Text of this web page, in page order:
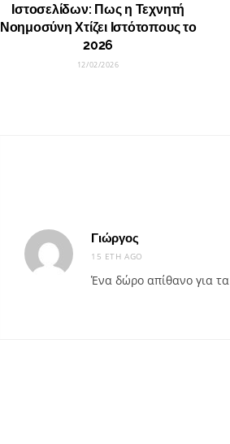
Ιστοσελίδων: Πως η Τεχνητή
Νοημοσύνη Χτίζει Ιστότοπους το
2026
12/02/2026
Γιώργος
15 ΈΤΗ AGO
Ένα δώρο απίθανο για